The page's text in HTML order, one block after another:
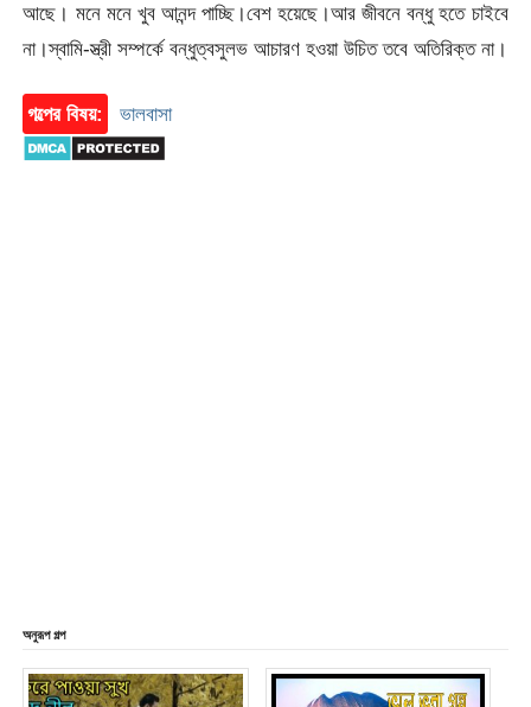
আছে। মনে মনে খুব আনন্দ পাচ্ছি।বেশ হয়েছে।আর জীবনে বন্ধু হতে চাইবে
না।স্বামি-স্ত্রী সম্পর্কে বন্ধুত্বসুলভ আচারণ হওয়া উচিত তবে অতিরিক্ত না।
গল্পের বিষয়: ভালবাসা
অনুরূপ গল্প